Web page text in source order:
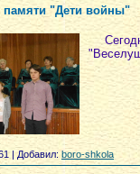
памяти "Дети войны"
|Добавил: boro-shkola